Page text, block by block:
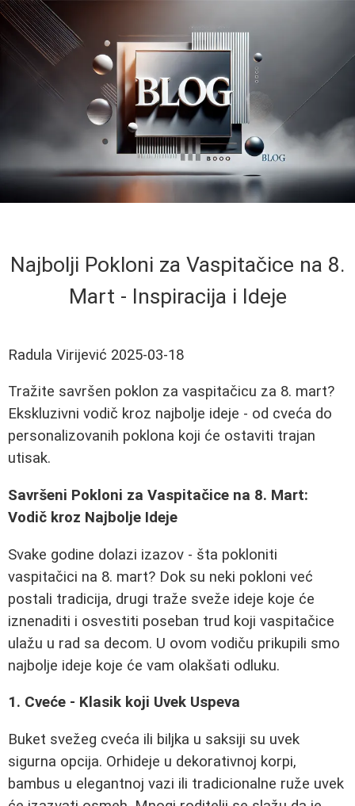
Najbolji Pokloni za Vaspitačice na 8.
Mart - Inspiracija i Ideje
Radula Virijević 2025-03-18
Tražite savršen poklon za vaspitačicu za 8. mart?
Ekskluzivni vodič kroz najbolje ideje - od cveća do
personalizovanih poklona koji će ostaviti trajan
utisak.
Savršeni Pokloni za Vaspitačice na 8. Mart:
Vodič kroz Najbolje Ideje
Svake godine dolazi izazov - šta pokloniti
vaspitačici na 8. mart? Dok su neki pokloni već
postali tradicija, drugi traže sveže ideje koje će
iznenaditi i osvestiti poseban trud koji vaspitačice
ulažu u rad sa decom. U ovom vodiču prikupili smo
najbolje ideje koje će vam olakšati odluku.
1. Cveće - Klasik koji Uvek Uspeva
Buket svežeg cveća ili biljka u saksiji su uvek
sigurna opcija. Orhideje u dekorativnoj korpi,
bambus u elegantnoj vazi ili tradicionalne ruže uvek